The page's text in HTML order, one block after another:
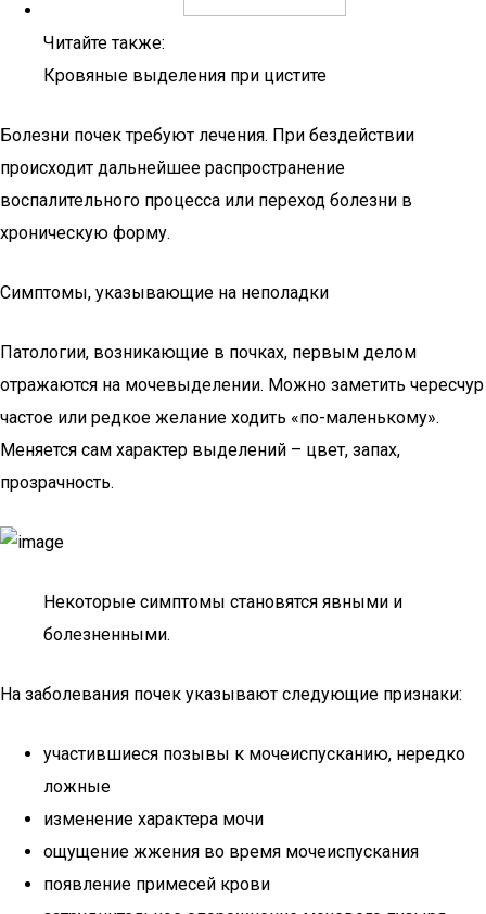
Читайте также:
Кровяные выделения при цистите
Болезни почек требуют лечения. При бездействии
происходит дальнейшее распространение
воспалительного процесса или переход болезни в
хроническую форму.
Симптомы, указывающие на неполадки
Патологии, возникающие в почках, первым делом
отражаются на мочевыделении. Можно заметить чересчур
частое или редкое желание ходить «по-маленькому».
Меняется сам характер выделений – цвет, запах,
прозрачность.
Некоторые симптомы становятся явными и
болезненными.
На заболевания почек указывают следующие признаки:
участившиеся позывы к мочеиспусканию, нередко
ложные
изменение характера мочи
ощущение жжения во время мочеиспускания
появление примесей крови